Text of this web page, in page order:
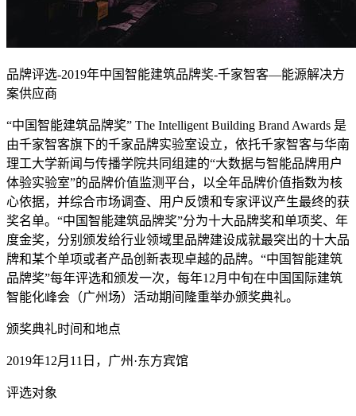
品牌评选-2019年中国智能建筑品牌奖-千家智客—能源解决方
案供应商
“中国智能建筑品牌奖” The Intelligent Building Brand Awards 是
由千家智客旗下的千家品牌实验室设立，依托千家智客与华南
理工大学新闻与传播学院共同组建的“大数据与智能品牌用户
体验实验室”的品牌价值监测平台，以全年品牌价值指数为核
心依据，并综合市场调查、用户反馈和专家评议产生最终的获
奖名单。“中国智能建筑品牌奖”分为十大品牌奖和单项奖、年
度金奖，分别颁发给行业领域里品牌建设成就最突出的十大品
牌和某个单项或者产品创新表现卓越的品牌。“中国智能建筑
品牌奖”每年评选和颁发一次，每年12月中旬在中国国际建筑
智能化峰会（广州场）活动期间隆重举办颁奖典礼。
颁奖典礼时间和地点
2019年12月11日，广州·东方宾馆
评选对象